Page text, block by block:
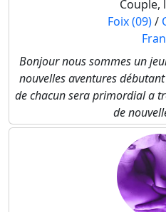
Couple,
Foix (09)/
Bonjour nous sommes un
nouvelles aventures
de chacun sera primordial a
de